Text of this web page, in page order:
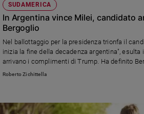
Podcast
Privacy
Policy
Chi
SUDAMERICA
In Argentina vince Milei, candidato
Bergoglio
Nel ballottaggio per la presidenza trionfa il
inizia la fine della decadenza argentina", esulta
arrivano i complimenti di Trump. Ha definito
Sempre più lontano un viaggio di Francesco in
Roberto Zichittella